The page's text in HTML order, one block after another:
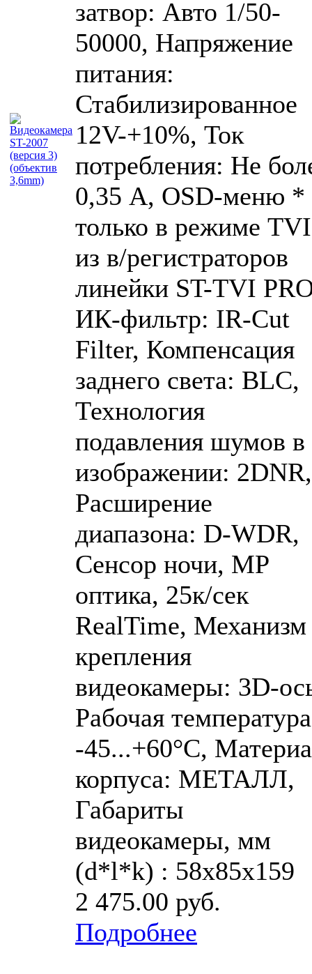
затвор: Авто 1/50-
50000, Напряжение
питания:
Стабилизированное
12V-+10%, Ток
потребления: Не
0,35 А, OSD-меню *
только в режиме TVI
из в/регистраторов
линейки ST-TVI
ИК-фильтр: IR-Cut
Filter, Компенсация
заднего света: BLC,
Технология
подавления шумов в
изображении: 2DNR,
Расширение
диапазона: D-WDR,
Сенсор ночи, MP
оптика, 25к/сек
RealTime, Механизм
крепления
видеокамеры: 3D-
Рабочая
-45...+60°C,
корпуса: МЕТАЛЛ,
Габариты
видеокамеры, мм
(d*l*k) : 58х85х159
2 475.00 руб.
Подробнее